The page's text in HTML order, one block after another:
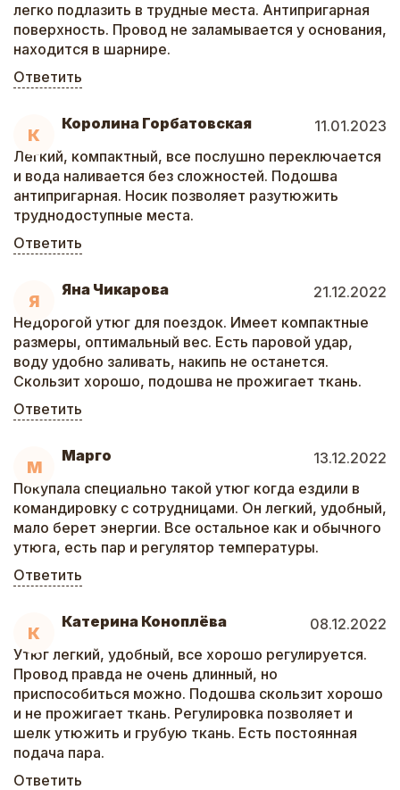
легко подлазить в трудные места. Антипригарная
поверхность. Провод не заламывается у основания,
находится в шарнире.
Ответить
К
Королина Горбатовская
11.01.2023
Легкий, компактный, все послушно переключается
и вода наливается без сложностей. Подошва
антипригарная. Носик позволяет разутюжить
труднодоступные места.
Ответить
Я
Яна Чикарова
21.12.2022
Недорогой утюг для поездок. Имеет компактные
размеры, оптимальный вес. Есть паровой удар,
воду удобно заливать, накипь не останется.
Скользит хорошо, подошва не прожигает ткань.
Ответить
М
Марго
13.12.2022
Покупала специально такой утюг когда ездили в
командировку с сотрудницами. Он легкий, удобный,
мало берет энергии. Все остальное как и обычного
утюга, есть пар и регулятор температуры.
Ответить
К
Катерина Коноплёва
08.12.2022
Утюг легкий, удобный, все хорошо регулируется.
Провод правда не очень длинный, но
приспособиться можно. Подошва скользит хорошо
и не прожигает ткань. Регулировка позволяет и
шелк утюжить и грубую ткань. Есть постоянная
подача пара.
Ответить